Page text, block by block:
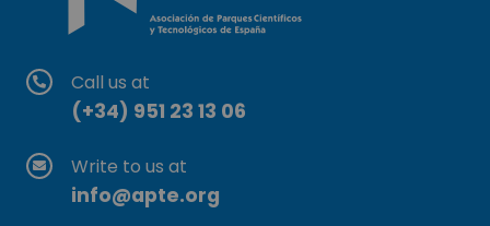
Call us at
(+34) 951 23 13 06
Write to us at
info@apte.org